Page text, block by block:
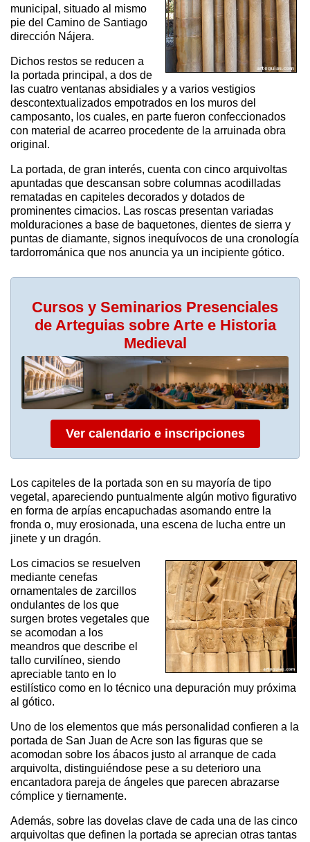
municipal, situado al mismo
pie del Camino de Santiago
dirección Nájera.
Dichos restos se reducen a
la portada principal, a dos de
las cuatro ventanas absidiales y a varios vestigios
descontextualizados empotrados en los muros del
camposanto, los cuales, en parte fueron confeccionados
con material de acarreo procedente de la arruinada obra
original.
La portada, de gran interés, cuenta con cinco arquivoltas
apuntadas que descansan sobre columnas acodilladas
rematadas en capiteles decorados y dotados de
prominentes cimacios. Las roscas presentan variadas
molduraciones a base de baquetones, dientes de sierra y
puntas de diamante, signos inequívocos de una cronología
tardorrománica que nos anuncia ya un incipiente gótico.
Cursos y Seminarios Presenciales
de Arteguias sobre Arte e Historia
Medieval
Ver calendario e inscripciones
Los capiteles de la portada son en su mayoría de tipo
vegetal, apareciendo puntualmente algún motivo figurativo
en forma de arpías encapuchadas asomando entre la
fronda o, muy erosionada, una escena de lucha entre un
jinete y un dragón.
Los cimacios se resuelven
mediante cenefas
ornamentales de zarcillos
ondulantes de los que
surgen brotes vegetales que
se acomodan a los
meandros que describe el
tallo curvilíneo, siendo
apreciable tanto en lo
estilístico como en lo técnico una depuración muy próxima
al gótico.
Uno de los elementos que más personalidad confieren a la
portada de San Juan de Acre son las figuras que se
acomodan sobre los ábacos justo al arranque de cada
arquivolta, distinguiéndose pese a su deterioro una
encantadora pareja de ángeles que parecen abrazarse
cómplice y tiernamente.
Además, sobre las dovelas clave de cada una de las cinco
arquivoltas que definen la portada se aprecian otras tantas